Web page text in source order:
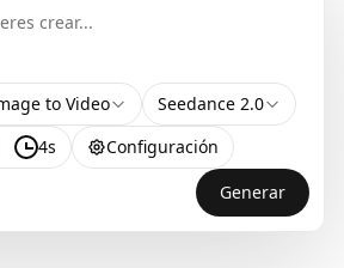
to Video
Seedance 2.0
4s
Configuración
Generar